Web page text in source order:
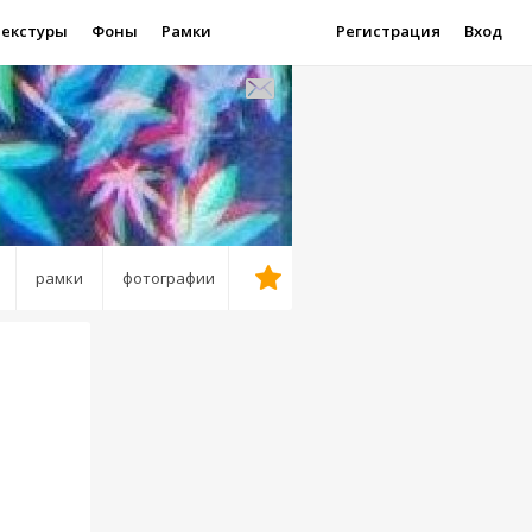
Фоны Рамки Регистрация Вход
рамки фотографии